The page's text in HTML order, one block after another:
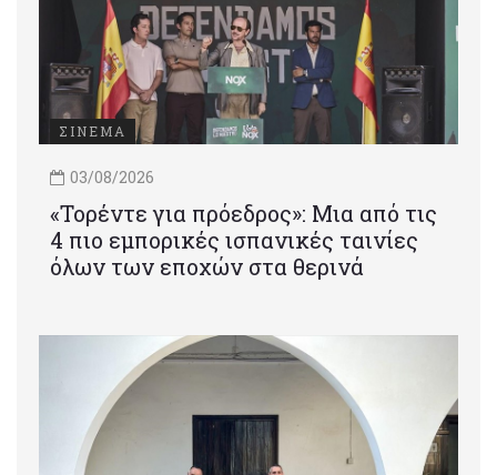
ΣΙΝΕΜΑ
03/08/2026
«Τορέντε για πρόεδρος»: Mια από τις
4 πιο εμπορικές ισπανικές ταινίες
όλων των εποχών στα θερινά